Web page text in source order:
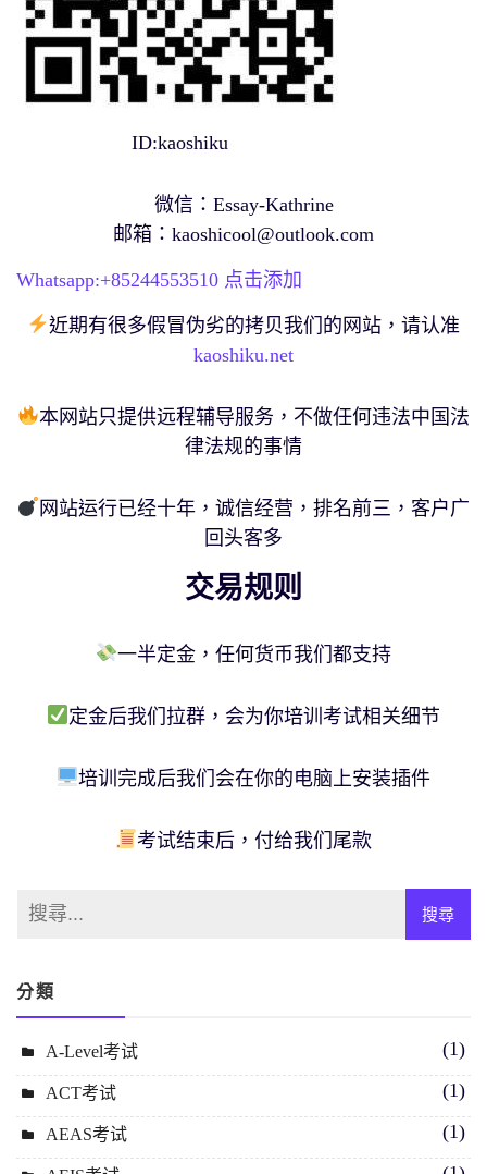
ID:kaoshiku
微信：Essay-Kathrine
邮箱： kaoshicool@outlook.com
Whatsapp:+85244553510 点击添加
近期有很多假冒伪劣的拷贝我们的网站，请认准
kaoshiku.net
本网站只提供远程辅导服务，不做任何违法中国法
律法规的事情
网站运行已经十年，诚信经营，排名前三，客户广
回头客多
交易规则
一半定金，任何货币我们都支持
定金后我们拉群，会为你培训考试相关细节
培训完成后我们会在你的电脑上安装插件
考试结束后，付给我们尾款
分類
A-Level考试 (1)
ACT考试 (1)
AEAS考试 (1)